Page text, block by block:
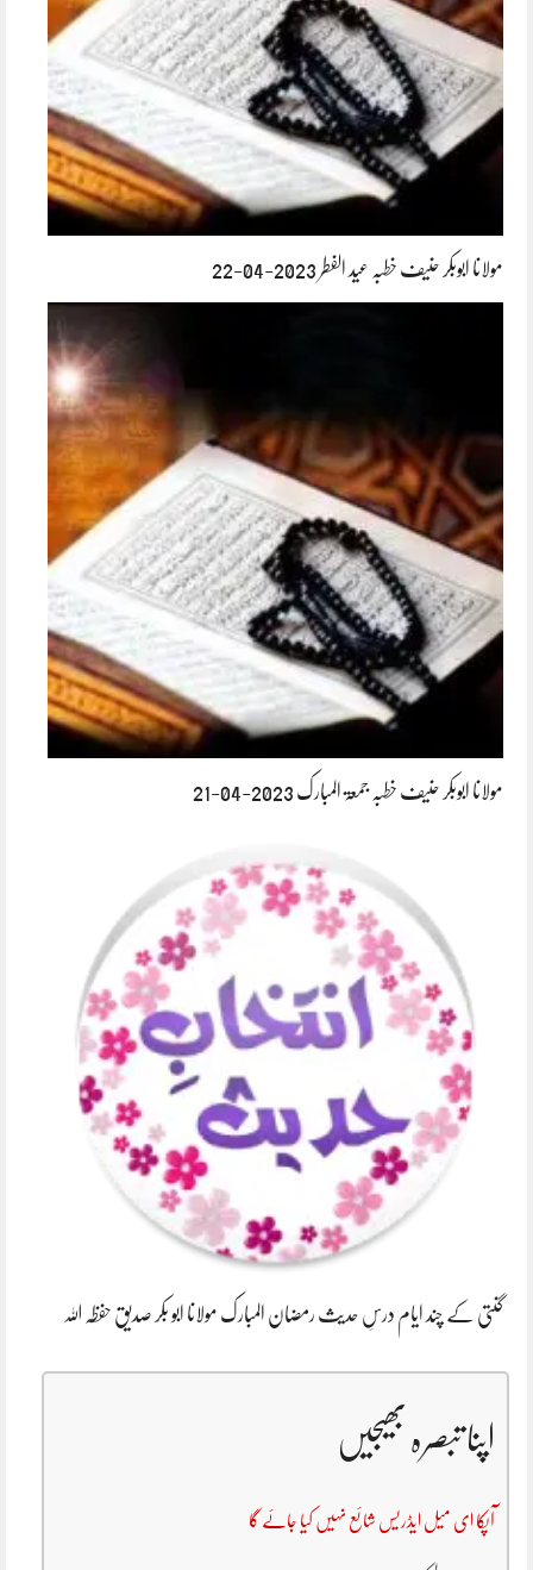
مولانا ابوبکر حنیف خطبہ عید الفطر 2023-04-22
مولانا ابوبکر حنیف خطبہ جمعۃ المبارک 2023-04-21
گنتی کے چند ایام درسِ حدیث رمضان المبارک مولانا ابو بکر صدیق حفظہ اللہ
اپنا تبصرہ بھیجیں
آپکا ای میل ایڈریس شائع نہیں کیا جائے گا